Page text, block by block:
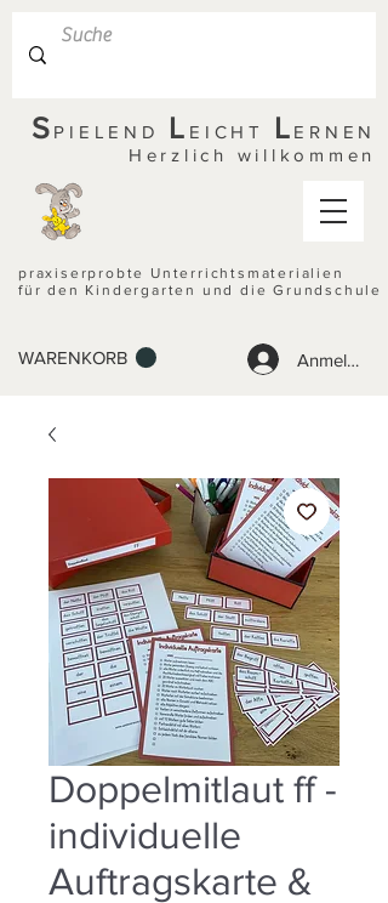
S PIELEND L EICHT L ERNEN
Herzlich willkommen
praxiserprobte Unterrichtsmaterialien
für den Kindergarten und die Grundschule
WARENKORB Anmelden
Doppelmitlaut ff -
individuelle
Auftragskarte &